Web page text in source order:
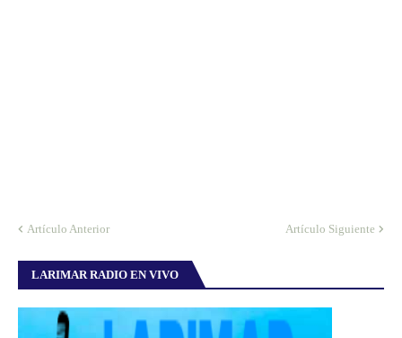
Artículo Anterior Artículo Siguiente
LARIMAR RADIO EN VIVO